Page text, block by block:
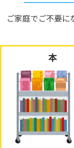
ご家庭でご不要
本